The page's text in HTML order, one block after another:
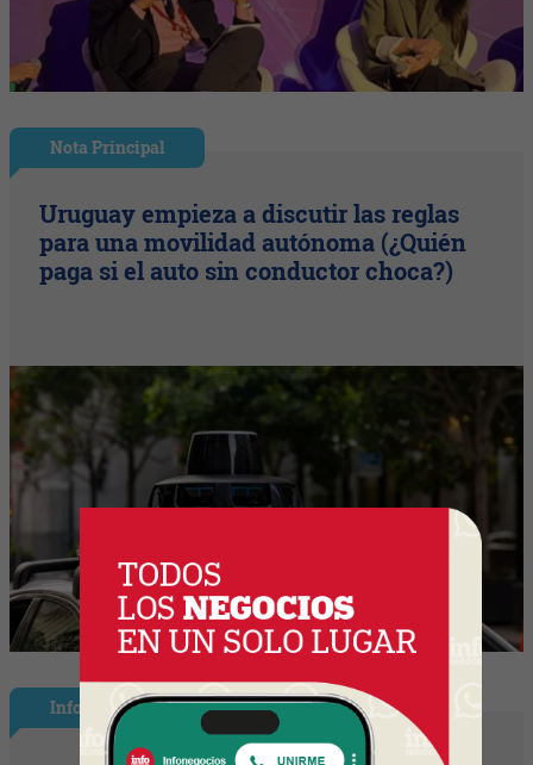
Nota Principal
Uruguay empieza a discutir las reglas
para una movilidad autónoma (¿Quién
paga si el auto sin conductor choca?)
InfoNegocios España